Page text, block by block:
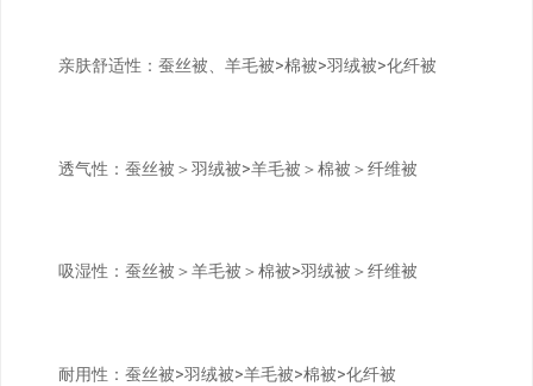
亲肤舒适性：蚕丝被、羊毛被>棉被>羽绒被>化纤被
透气性：蚕丝被＞羽绒被>羊毛被＞棉被＞纤维被
吸湿性：蚕丝被＞羊毛被＞棉被>羽绒被＞纤维被
耐用性：蚕丝被>羽绒被>羊毛被>棉被>化纤被